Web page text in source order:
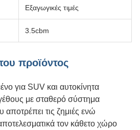
Εξαγωγικές τιμές
3.5cbm
προϊόντος
για SUV και αυτοκίνητα
με σταθερό σύστημα
τις ζημιές ενώ
τον κάθετο χώρο